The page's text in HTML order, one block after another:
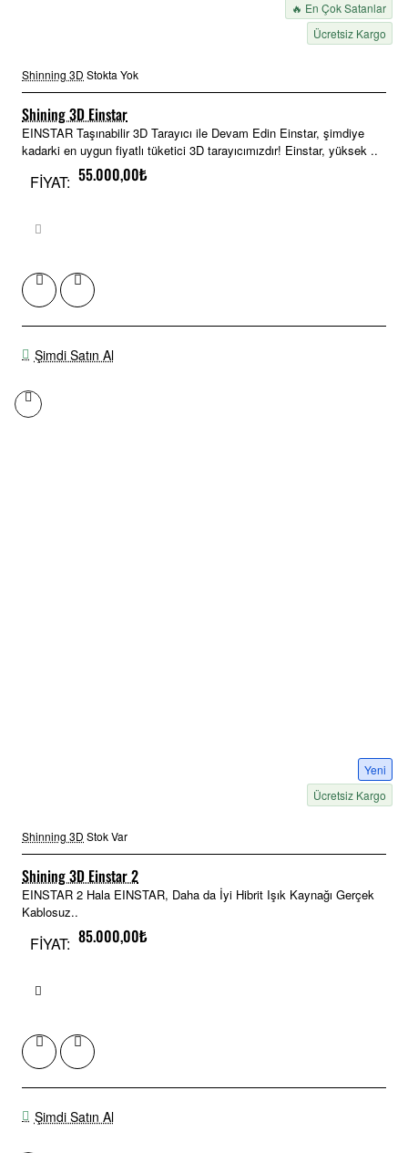
🔥 En Çok Satanlar
Ücretsiz Kargo
Shinning 3D Stokta Yok
Shining 3D Einstar
EINSTAR Taşınabilir 3D Tarayıcı ile Devam Edin Einstar, şimdiye
kadarki en uygun fiyatlı tüketici 3D tarayıcımızdır! Einstar, yüksek ..
FİYAT: 55.000,00₺
Şimdi Satın Al
Yeni
Ücretsiz Kargo
Shinning 3D Stok Var
Shining 3D Einstar 2
EINSTAR 2 Hala EINSTAR, Daha da İyi Hibrit Işık Kaynağı Gerçek
Kablosuz..
FİYAT: 85.000,00₺
Şimdi Satın Al